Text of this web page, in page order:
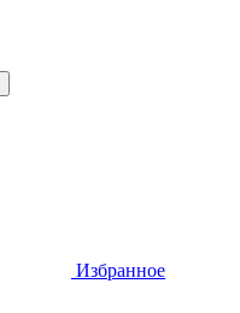
Избранное